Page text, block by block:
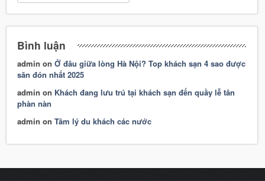
Bình luận
admin onỞ đâu giữa lòng Hà Nội? Top khách sạn 4 sao được
săn đón nhất 2025
admin on Khách đang lưu trú tại khách sạn đến quầy lễ tân
phàn nàn
admin onTâm lý du khách các nước